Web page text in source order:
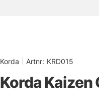
Korda
Artnr: KRD015
Korda Kaizen